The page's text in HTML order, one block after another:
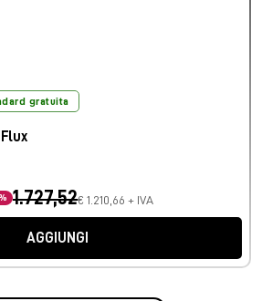
gratuita
1.727,52€ 1.210,66 + IVA
AGGIUNGI